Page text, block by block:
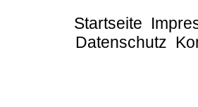
Startseite
Datenschutz